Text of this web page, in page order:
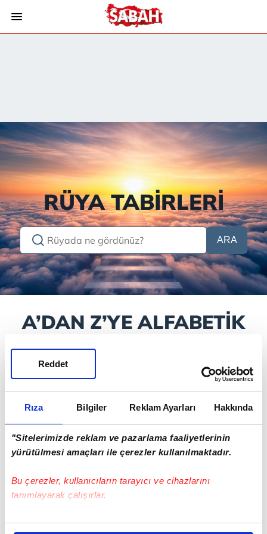
Rıza Bilgiler Reklam Ayarları Hakkında
"Sitelerimizde reklam ve pazarlama faaliyetlerinin
yürütülmesi amaçları ile çerezler kullanılmaktadır.
Bu çerezler, kullanıcıların tarayıcı ve cihazlarını
tanımlayarak çalışırlar.
Bu çerezlere izin vermeniz halinde sizlere özel
Reddet
RÜYA TABİRLERİ
ARA
A’DAN Z’YE ALFABETİK
RÜYA YORUMLARI
Anlamını merak ettiğiniz rüya tabirlerini
arama kutusunu kullanarak arayabilir ya da
harf sırasına göre listeleyerek kolayca
bulabilirsiniz.
A B C Ç D E F
G H I İ J K